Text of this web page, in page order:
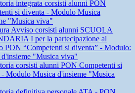
integrata corsisti alunni PON
si diventa - Modulo Musica
"Musica viva"
Avviso corsisti alunni SCUOLA
I per la partecipazione al
PON “Competenti si diventa” - Modulo:
"Musica viva"
corsisti alunni PON Competenti si
- Modulo Musica d'insieme "Musica